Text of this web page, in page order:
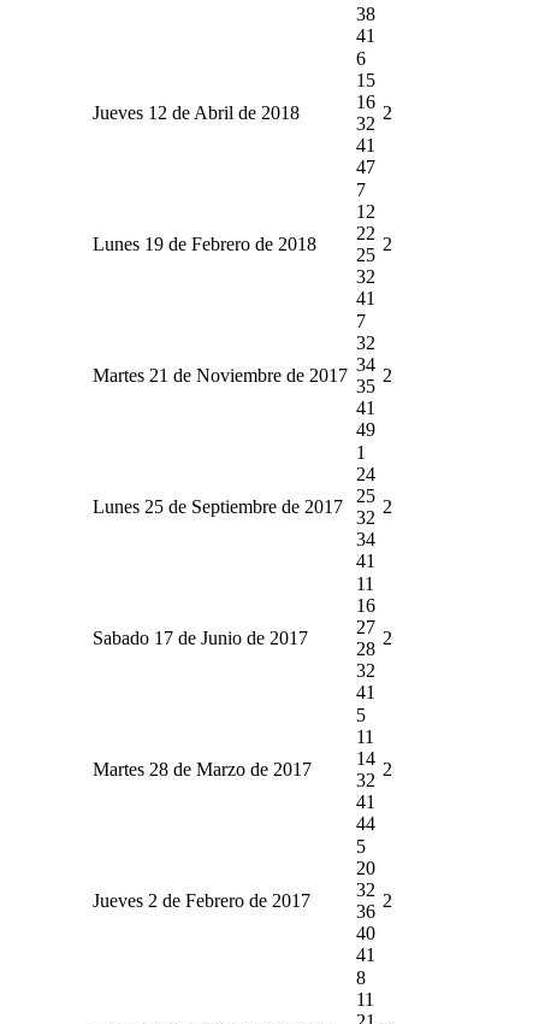
38
41
Jueves 12 de Abril de 2018
6
15
16
32
41
47
2
Lunes 19 de Febrero de 2018
7
12
22
25
32
41
2
Martes 21 de Noviembre de 2017
7
32
34
35
41
49
2
Lunes 25 de Septiembre de 2017
1
24
25
32
34
41
2
Sabado 17 de Junio de 2017
11
16
27
28
32
41
2
Martes 28 de Marzo de 2017
5
11
14
32
41
44
2
Jueves 2 de Febrero de 2017
5
20
32
36
40
41
2
8
11